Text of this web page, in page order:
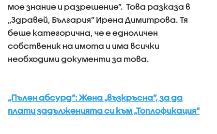
мое знание и разрешение”. Това разказа в
„Здравей, България” Ирена Димитрова. Тя
беше категорична, че е едноличен
собственик на имота и има всички
необходими документи за това.
„Пълен абсурд“: Жена „възкръсна“, за да
плати задълженията си към „Топлофикация“